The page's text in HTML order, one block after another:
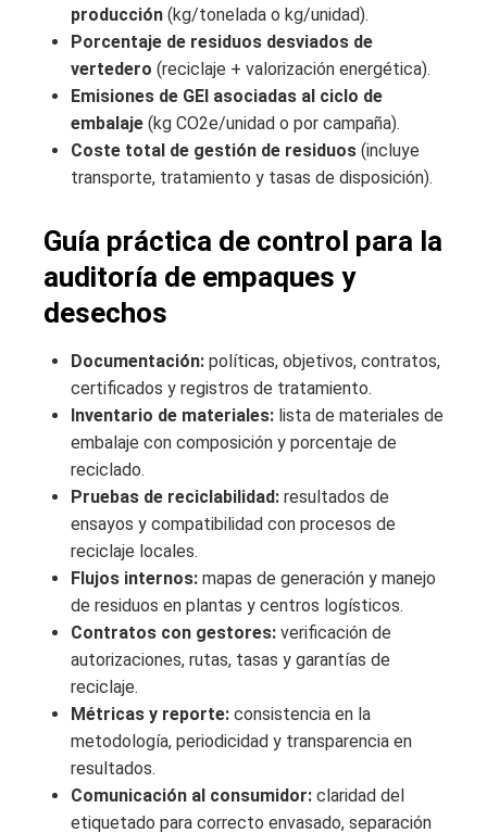
producción (kg/tonelada o kg/unidad).
Porcentaje de residuos desviados de
vertedero (reciclaje + valorización energética).
Emisiones de GEI asociadas al ciclo de
embalaje (kg CO2e/unidad o por campaña).
Coste total de gestión de residuos (incluye
transporte, tratamiento y tasas de disposición).
Guía práctica de control para la
auditoría de empaques y
desechos
Documentación: políticas, objetivos, contratos,
certificados y registros de tratamiento.
Inventario de materiales: lista de materiales de
embalaje con composición y porcentaje de
reciclado.
Pruebas de reciclabilidad: resultados de
ensayos y compatibilidad con procesos de
reciclaje locales.
Flujos internos: mapas de generación y manejo
de residuos en plantas y centros logísticos.
Contratos con gestores: verificación de
autorizaciones, rutas, tasas y garantías de
reciclaje.
Métricas y reporte: consistencia en la
metodología, periodicidad y transparencia en
resultados.
Comunicación al consumidor: claridad del
etiquetado para correcto envasado, separación